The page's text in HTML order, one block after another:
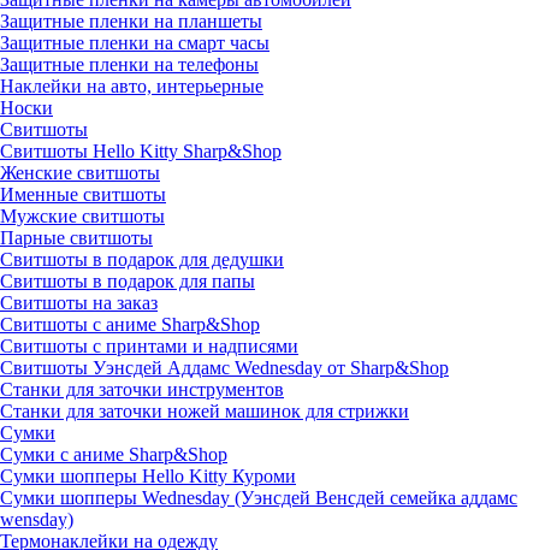
Защитные пленки на планшеты
Защитные пленки на смарт часы
Защитные пленки на телефоны
Наклейки на авто, интерьерные
Носки
Свитшоты
Cвитшоты Hello Kitty Sharp&Shop
Женские свитшоты
Именные свитшоты
Мужские свитшоты
Парные свитшоты
Свитшоты в подарок для дедушки
Свитшоты в подарок для папы
Свитшоты на заказ
Свитшоты с аниме Sharp&Shop
Свитшоты с принтами и надписями
Свитшоты Уэнсдей Аддамс Wednesday от Sharp&Shop
Станки для заточки инструментов
Станки для заточки ножей машинок для стрижки
Сумки
Сумки с аниме Sharp&Shop
Сумки шопперы Hello Kitty Куроми
Сумки шопперы Wednesday (Уэнсдей Венсдей семейка аддамс
wensday)
Термонаклейки на одежду